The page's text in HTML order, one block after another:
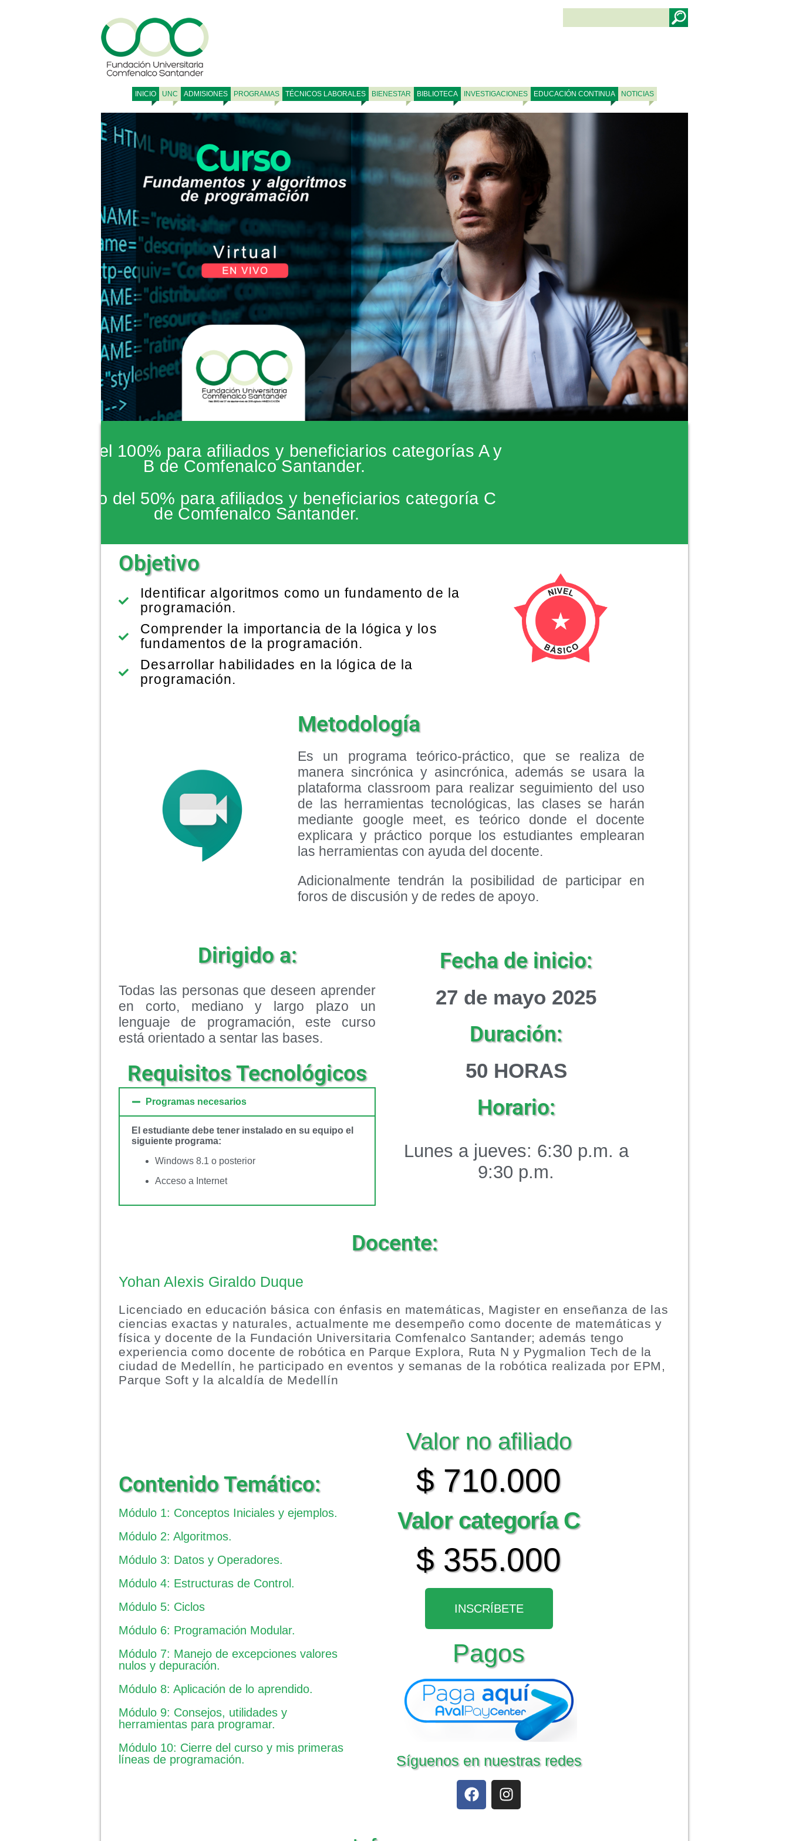
INICIO UNC ADMISIONES PROGRAMAS TÉCNICOS LABORALES BIENESTAR BIBLIOTECA INVESTIGACIONES EDUCACIÓN CONTINUA NOTICIAS
*Subsidio del 100% para afiliados y beneficiarios categorías A y
B de Comfenalco Santander.
*Descuento del 50% para afiliados y beneficiarios categoría C
de Comfenalco Santander.
Objetivo
Identificar algoritmos como un fundamento de la
programación.
Comprender la importancia de la lógica y los
fundamentos de la programación.
Desarrollar habilidades en la lógica de la
programación.
Metodología
Es un programa teórico-práctico, que se realiza de
manera sincrónica y asincrónica, además se usara la
plataforma classroom para realizar seguimiento del uso
de las herramientas tecnológicas, las clases se harán
mediante google meet, es teórico donde el docente
explicara y práctico porque los estudiantes emplearan
las herramientas con ayuda del docente.
Adicionalmente tendrán la posibilidad de participar en
foros de discusión y de redes de apoyo.
Dirigido a:
Todas las personas que deseen aprender
en corto, mediano y largo plazo un
lenguaje de programación, este curso
está orientado a sentar las bases.
Requisitos Tecnológicos
Programas necesarios
El estudiante debe tener instalado en su equipo el
siguiente programa:
Windows 8.1 o posterior
Acceso a Internet
Fecha de inicio:
27 de mayo 2025
Duración:
50 HORAS
Horario:
Lunes a jueves: 6:30 p.m. a
9:30 p.m.
Docente:
Yohan Alexis Giraldo Duque
Licenciado en educación básica con énfasis en matemáticas, Magister en enseñanza de las
ciencias exactas y naturales, actualmente me desempeño como docente de matemáticas y
física y docente de la Fundación Universitaria Comfenalco Santander; además tengo
experiencia como docente de robótica en Parque Explora, Ruta N y Pygmalion Tech de la
ciudad de Medellín, he participado en eventos y semanas de la robótica realizada por EPM,
Parque Soft y la alcaldía de Medellín
Contenido Temático:
Módulo 1: Conceptos Iniciales y ejemplos.
Módulo 2: Algoritmos.
Módulo 3: Datos y Operadores.
Módulo 4: Estructuras de Control.
Módulo 5: Ciclos
Módulo 6: Programación Modular.
Módulo 7: Manejo de excepciones valores
nulos y depuración.
Módulo 8: Aplicación de lo aprendido.
Módulo 9: Consejos, utilidades y
herramientas para programar.
Módulo 10: Cierre del curso y mis primeras
líneas de programación.
Valor no afiliado
$ 710.000
Valor categoría C
$ 355.000
INSCRÍBETE
Pagos
Síguenos en nuestras redes